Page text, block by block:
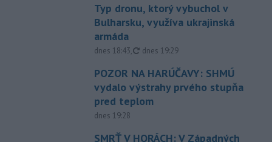
Typ dronu, ktorý vybuchol v
Bulharsku, využíva ukrajinská
armáda
dnes 18:43, aktualizované
dnes 19:29
POZOR NA HARÚČAVY: SHMÚ
vydalo výstrahy prvého stupňa
pred teplom
dnes 19:28
SMRŤ V HORÁCH: V Západných